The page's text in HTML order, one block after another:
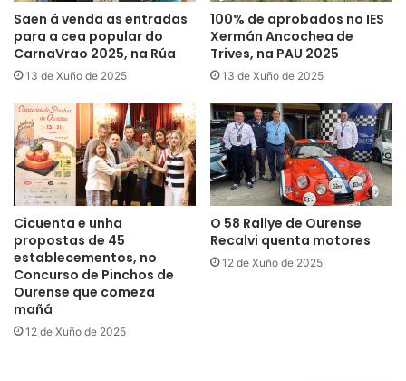
Saen á venda as entradas
para a cea popular do
CarnaVrao 2025, na Rúa
13 de Xuño de 2025
100% de aprobados no IES
Xermán Ancochea de
Trives, na PAU 2025
13 de Xuño de 2025
Cicuenta e unha
propostas de 45
establecementos, no
Concurso de Pinchos de
Ourense que comeza
mañá
12 de Xuño de 2025
O 58 Rallye de Ourense
Recalvi quenta motores
12 de Xuño de 2025